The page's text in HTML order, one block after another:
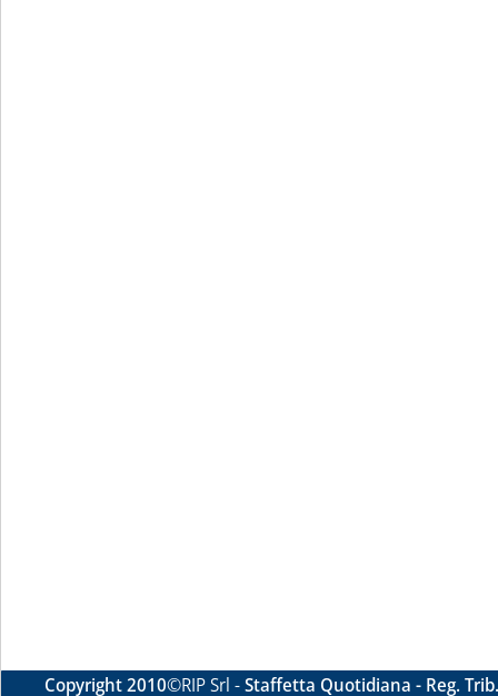
Copyright 2010©RIP Srl -Staffetta Quotidiana - Reg.